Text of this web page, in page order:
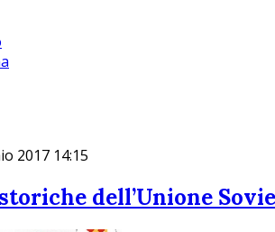
2017 14:15
dell’Unione